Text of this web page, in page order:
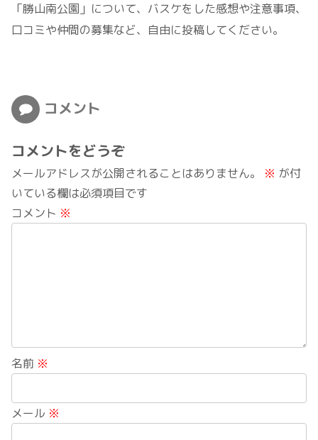
「勝山南公園」について、バスケをした感想や注意事項、
口コミや仲間の募集など、自由に投稿してください。
コメント
コメントをどうぞ
メールアドレスが公開されることはありません。 ※ が付
いている欄は必須項目です
コメント ※
名前 ※
メール ※